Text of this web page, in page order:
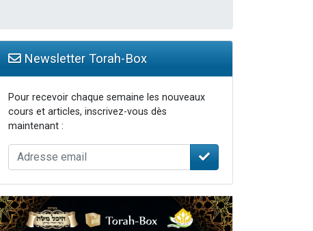
Newsletter Torah-Box
Pour recevoir chaque semaine les nouveaux
cours et articles, inscrivez-vous dès
maintenant :